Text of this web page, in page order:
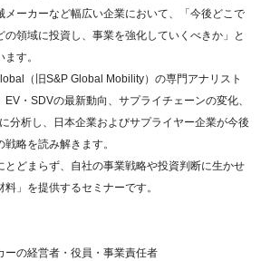
メーカーなど幅広い企業において、「今後どこで
領域に投資し、事業を強化していくべきか」と
す。
（旧S&P Global Mobility）の専門アナリスト
・SDVの最新動向、サプライチェーンの変化、
分析し、日本企業およびサプライヤー企業が今後
略を読み解きます。
とどまらず、自社の事業戦略や投資判断に生かせ
」を提供するセミナーです。
ーの経営者・役員・事業責任者